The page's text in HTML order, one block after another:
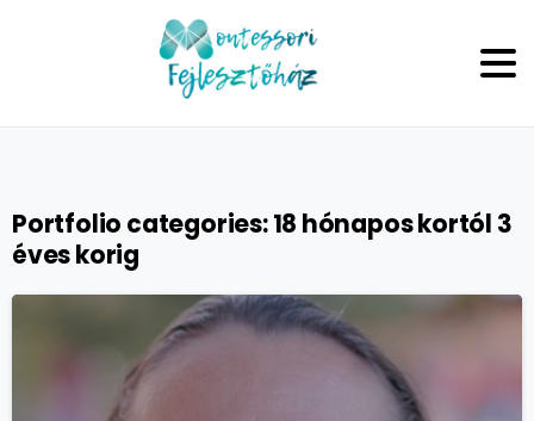
Portfolio categories:18 hónapos kortól 3
éves korig